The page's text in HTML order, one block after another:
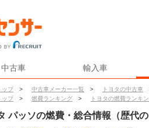
中古車 輸入車
ップ > 中古車メーカー一覧 > トヨタの中古車
ップ
> 燃費ランキング > トヨタの燃費ランキ
パッソの燃費・総合情報（歴代